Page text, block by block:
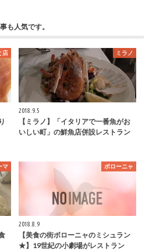
も人気です。
店 ミラノ
2018.9.5
【ミラノ】「イタリアで一番魚がお
いしい町」の鮮魚店併設レストラン
マ ボローニャ
2018.8.9
【美食の街ボローニャのミシュラン
★】19世紀の小劇場がレストラン